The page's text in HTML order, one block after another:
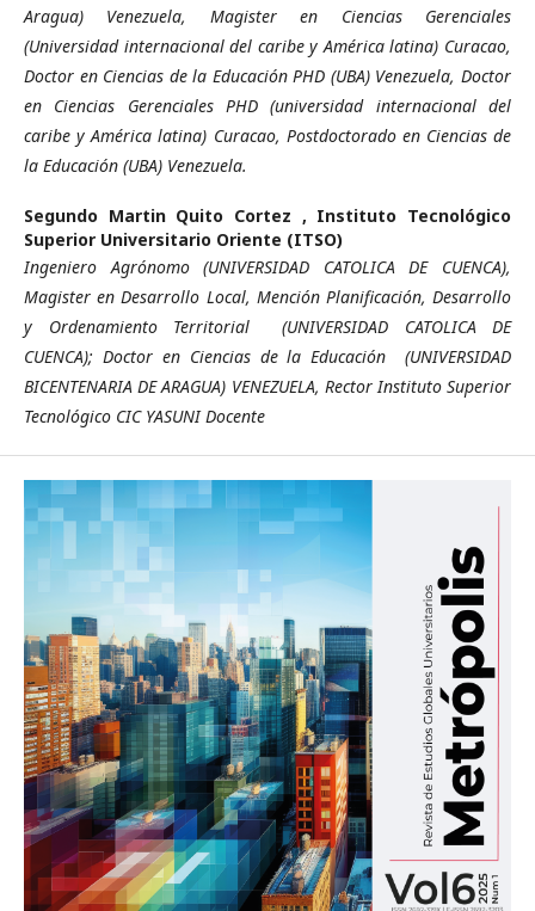
Aragua) Venezuela, Magister en Ciencias Gerenciales
(Universidad internacional del caribe y América latina) Curacao,
Doctor en Ciencias de la Educación PHD (UBA) Venezuela, Doctor
en Ciencias Gerenciales PHD (universidad internacional del
caribe y América latina) Curacao, Postdoctorado en Ciencias de
la Educación (UBA) Venezuela.
Segundo Martin Quito Cortez , Instituto Tecnológico
Superior Universitario Oriente (ITSO)
Ingeniero Agrónomo (UNIVERSIDAD CATOLICA DE CUENCA),
Magister en Desarrollo Local, Mención Planificación, Desarrollo
y Ordenamiento Territorial (UNIVERSIDAD CATOLICA DE
CUENCA); Doctor en Ciencias de la Educación (UNIVERSIDAD
BICENTENARIA DE ARAGUA) VENEZUELA, Rector Instituto Superior
Tecnológico CIC YASUNI Docente